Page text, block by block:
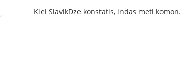
Kiel SlavikDze konstatis, indas meti komon.